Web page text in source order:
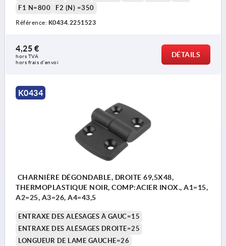
F1 N=800
F2 (N) =350
Référence: K0434.2251523
4,25 €
hors TVA
hors frais d’envoi
DÉTAILS
K0434
CHARNIÈRE DÉGONDABLE, DROITE 69,5X48,
THERMOPLASTIQUE NOIR, COMP:ACIER INOX., A1=15,
A2=25, A3=26, A4=43,5
ENTRAXE DES ALÉSAGES À GAUC=15
ENTRAXE DES ALÉSAGES DROITE=25
LONGUEUR DE LAME GAUCHE=26